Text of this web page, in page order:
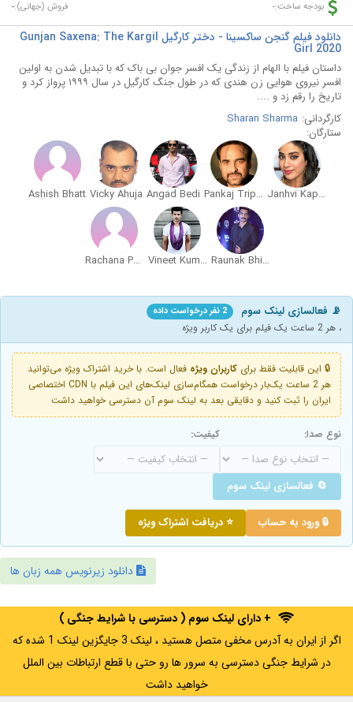
بودجه ساخت:- فروش (جهانی):-
دانلود فیلم گنجن ساکسینا - دختر کارگیل Gunjan Saxena: The Kargil
Girl 2020
داستان فیلم با الهام از زندگی یک افسر جوان بی باک که با تبدیل شدن به اولین
افسر نیروی هوایی زن هندی که در طول جنگ کارگیل در سال ۱۹۹۹ پرواز کرد و
تاریخ را رقم زد و ....
کارگردانی: Sharan Sharma
ستارگان:
Janhvi Kapoor
Pankaj Tripathi
Angad Bedi
Vicky Ahuja
Ashish Bhatt
Raunak Bhinder
Vineet Kumar Singh
Rachana Parulkar
📡 فعالسازی لینک سوم 2 نفر درخواست داده
، هر 2 ساعت یک فیلم برای یک کاربر ویژه
🔒 این قابلیت فقط برای کاربران ویژه فعال است. با خرید اشتراک ویژه می‌توانید
هر 2 ساعت یک‌بار درخواست همگام‌سازی لینک‌های این فیلم با CDN اختصاصی
ایران را ثبت کنید و دقایقی بعد به لینک سوم آن دسترسی خواهید داشت
نوع صدا: کیفیت:
🔄 فعالسازی لینک سوم
🔒 ورود به حساب ⭐ دریافت اشتراک ویژه
دانلود زیرنویس همه زبان ها
+ دارای لینک سوم ( دسترسی با شرایط جنگی )
اگر از ایران به آدرس مخفی متصل هستید ، لینک 3 جایگزین لینک 1 شده که
در شرایط جنگی دسترسی به سرور ها رو حتی با قطع ارتباطات بین الملل
خواهید داشت